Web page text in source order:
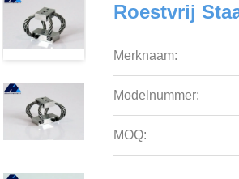
Roestvrij
Merknaam:
Modelnummer:
MOQ: